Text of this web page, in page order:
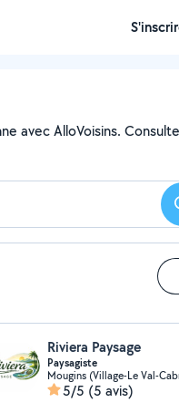
avec AlloVoisins.
Riviera Paysage
Paysagiste
Mougins (Village-Le Val-
5/5 (5 avis)